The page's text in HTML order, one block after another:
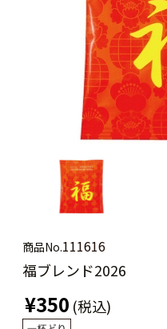
商品No.111616
福ブレンド2026
¥350 (税込)